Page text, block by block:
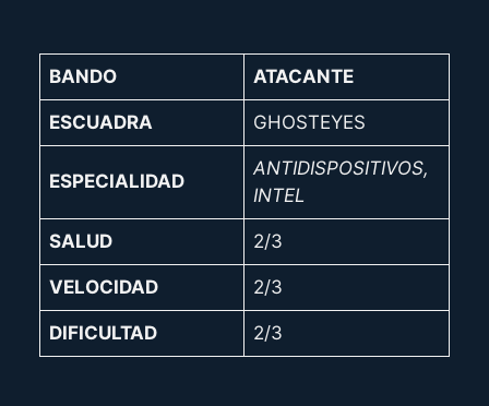
BANDO ATACANTE
ESCUADRA GHOSTEYES
ESPECIALIDAD
ANTIDISPOSITIVOS,
INTEL
SALUD 2/3
VELOCIDAD 2/3
DIFICULTAD 2/3